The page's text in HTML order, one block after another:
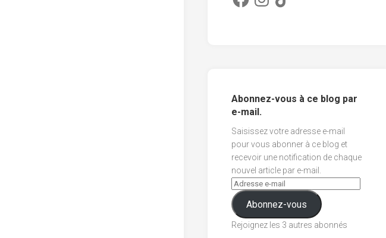
Abonnez-vous à ce blog par
e-mail.
Saisissez votre adresse e-mail
pour vous abonner à ce blog et
recevoir une notification de chaque
nouvel article par e-mail.
Abonnez-vous
Rejoignez les 3 autres abonnés